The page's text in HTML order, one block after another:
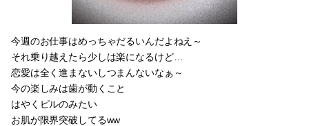
今週のお仕事はめっちゃだるいんだよねえ～
それ乗り越えたら少しは楽になるけど…
恋愛は全く進まないしつまんないなぁ～
今の楽しみは歯が動くこと
はやくピルのみたい
お肌が限界突破してるww